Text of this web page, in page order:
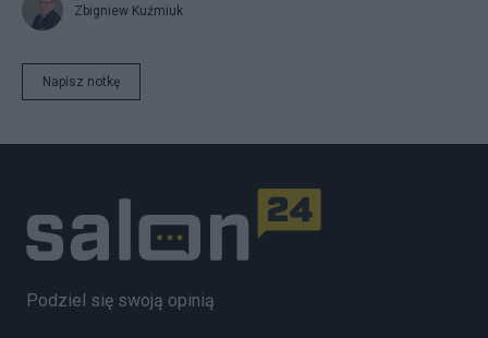
Zbigniew Kuźmiuk
Napisz notkę
Podziel się swoją opinią